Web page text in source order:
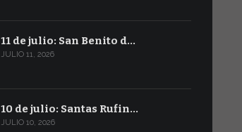
11 de julio: San Benito d…
JULIO 11, 2026
10 de julio: Santas Rufin…
JULIO 10, 2026